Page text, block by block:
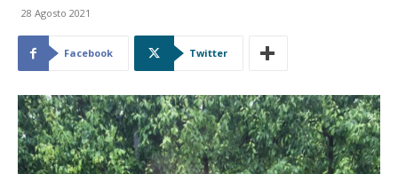
28 Agosto 2021
Facebook Twitter